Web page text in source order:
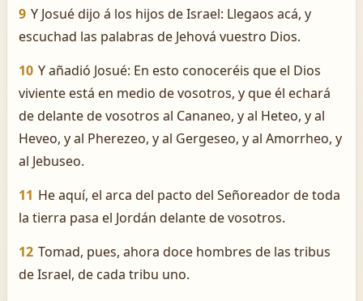
9 Y Josué dijo á los hijos de Israel: Llegaos acá, y
escuchad las palabras de Jehová vuestro Dios.
10 Y añadió Josué: En esto conoceréis que el Dios
viviente está en medio de vosotros, y que él echará
de delante de vosotros al Cananeo, y al Heteo, y al
Heveo, y al Pherezeo, y al Gergeseo, y al Amorrheo, y
al Jebuseo.
11 He aquí, el arca del pacto del Señoreador de toda
la tierra pasa el Jordán delante de vosotros.
12 Tomad, pues, ahora doce hombres de las tribus
de Israel, de cada tribu uno.